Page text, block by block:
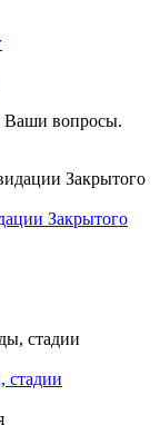
вопросы.
Закрытого
стадии